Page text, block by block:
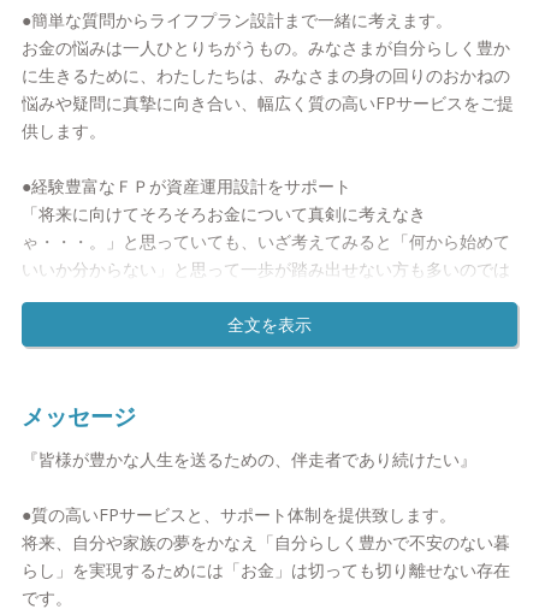
●簡単な質問からライフプラン設計まで一緒に考えます。
お金の悩みは一人ひとりちがうもの。みなさまが自分らしく豊か
に生きるために、わたしたちは、みなさまの身の回りのおかねの
悩みや疑問に真摯に向き合い、幅広く質の高いFPサービスをご提
供します。
●経験豊富なＦＰが資産運用設計をサポート
「将来に向けてそろそろお金について真剣に考えなき
ゃ・・・。」と思っていても、いざ考えてみると「何から始めて
いいか分からない」と思って一歩が踏み出せない方も多いのでは
ないでしょうか？
おかねの相談室の資産運用設計相談は、知識・経験が豊富なファ
イナンシャルプランナーが、「分かりやすく賢い資産運用の方
で、あなたに合った資産運用設計をアドバイスできることも特徴
-資産運用をしたいが、難しそうで何から始めていいかわからない
-知識がないので、今のままで相談していいかを迷っている
-資産運用の相談をしたいが、無理に金融商品をすすめられそうで
不安
メッセージ
『皆様が豊かな人生を送るための、伴走者であり続けたい』
●質の高いFPサービスと、サポート体制を提供致します。
将来、自分や家族の夢をかなえ「自分らしく豊かで不安のない暮
らし」を実現するためには「お金」は切っても切り離せない存在
です。